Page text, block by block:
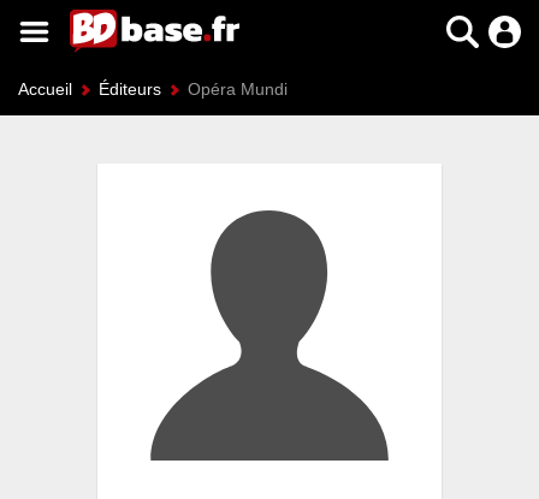
Accueil Éditeurs Opéra Mundi